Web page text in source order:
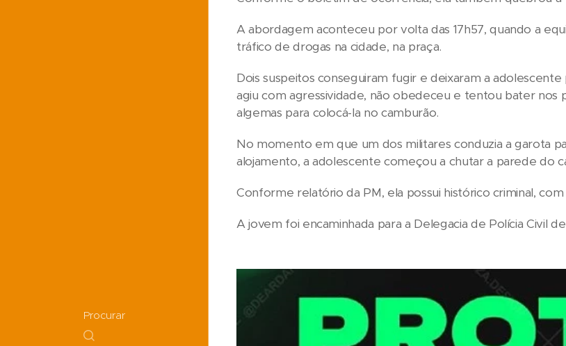
Procurar
A abordagem aconteceu por volta das 17h57, quando a
tráfico de drogas na cidade, na praça.
Dois suspeitos conseguiram fugir e deixaram a
agiu com agressividade, não obedeceu e tentou bater nos
algemas para colocá-la no camburão.
No momento em que um dos militares conduzia a garota
alojamento, a adolescente começou a chutar a parede
Conforme relatório da PM, ela possui histórico criminal,
A jovem foi encaminhada para a Delegacia de Polícia Civil